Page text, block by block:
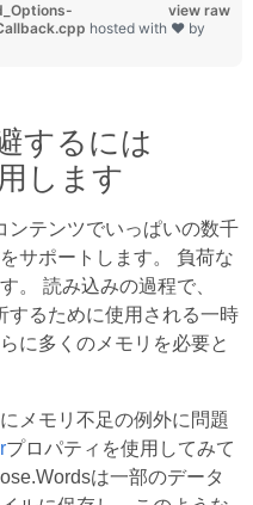
view raw
hosted with ❤ by
するには
します
ンテンツでいっぱいの数千
サポートします。 負荷な
。 読み込みの過程で、
するために使用される一時
に多くのメモリを必要と
メモリ不足の例外に問題
プロパティを使用してみて
は一部のデータ